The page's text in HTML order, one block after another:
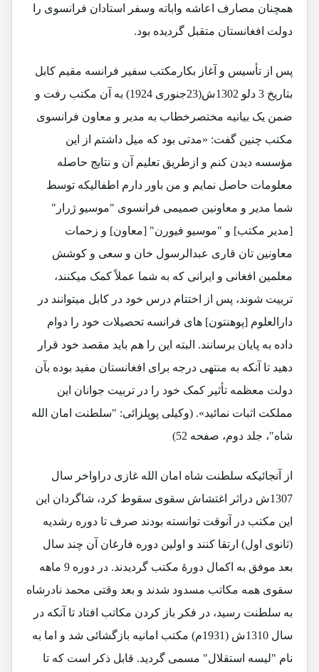
همچنان مصارف اعاشه واباته وسفر استادان فرانسوی را
دولت افغانستان متقبل گردیده بود.
پس از تأسیس و آغاز بکارمکتب سفیر فرانسه مقیم کابل
بتاریخ 3 دلو 1302ش(23جنوری 1924) به آن مکتب رفت و
ضمن یک بیانیه مختصرخطاب به مدیر و معاون فرانسوی
مکتب چنین گفت: «مدتی بود که میل داشتم از این
مؤسسه دیدن کنم و ازطریق تعلیم آن و نتایج حاصله
معلومات حاصل نمایم و من باور دارم اطفالیکه توسط
شما مدیر و معاونین صمیمی فرانسوی "موسیو ژرار"
[مدیر مکتب] و "موسیو فیورن" [معاون] و زحمات
معاونین تان قاری عبدالرسول خان و سعی و کوشش
معلمین افغانی و ایرانی که به شما عملاً کمک میکنند،
تربیت شوند، پس از اختتام درس خود در کابل میتوانند در
دارالعلوم [پوهنتون] های فرانسه تحصیلات خود را دوام
داده به پایان برسانند. البته این را هم باید مقصد خود قرار
دهید تا آنکه به منتهی درجه برای افغانستان مفید بوده بآن
دولت معظمه تأثیر کمک خود را در تربیت جوانان این
مملکت اثبات نمائید». (وکیلی پوپلزائی: "سلطنت امان الله
شاه"، جلد دوم، صفحه 52)
از آنجائیکه سلطنت شاه امان الله غازی دراواخر سال
1307ش دراثر اغتشاش سقوی سقوط کرد، شاگردان این
این مکتب در آنوقت توانسته بودند صرف تا دوره رشدیه
(ثانوی اول) ارتقا کنند و اولین دوره فارغان آن چند سال
بعد موفق به اکمال دورۀ مکتب گردیدند. در دوره 9 ماهه
سقوی همه مکاتب مسدود شدند و بعد وقتی محمد نادرشاه
به سلطنت رسید، در فکر باز کردن مکاتب افتاد تا آنکه در
سال 1310ش (1931م) مکتب امانیه بازگشائی شد و اما به
نام "لیسه استقلال" مسمی گردید. قابل ذکر است که تا